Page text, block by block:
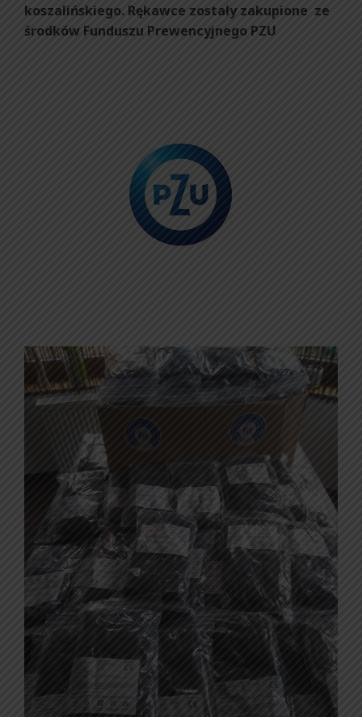
koszalińskiego. Rękawce zostały zakupione ze
środków Funduszu Prewencyjnego PZU